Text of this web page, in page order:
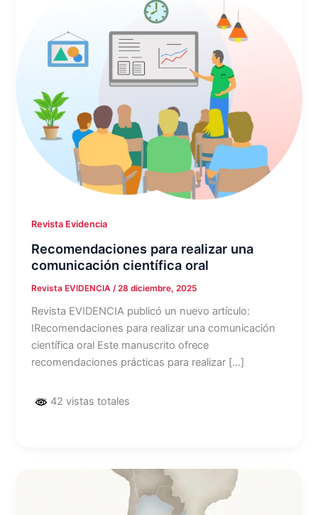
Revista Evidencia
Recomendaciones para realizar una
comunicación científica oral
Revista EVIDENCIA /28 diciembre, 2025
Revista EVIDENCIA publicó un nuevo artículo:
IRecomendaciones para realizar una comunicación
científica oral Este manuscrito ofrece
recomendaciones prácticas para realizar […]
42 vistas totales